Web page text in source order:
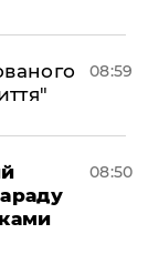
08:59
08:50